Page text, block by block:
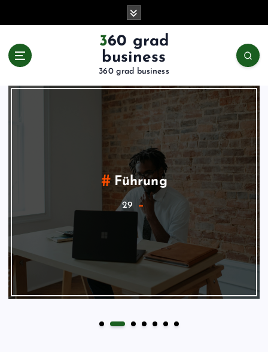
360 grad
business
360 grad business
Führung
29